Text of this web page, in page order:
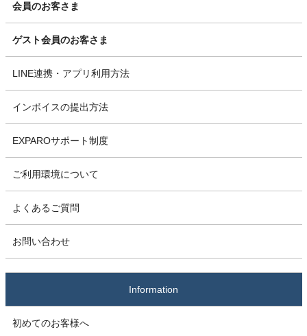
会員のお客さま
ゲスト会員のお客さま
LINE連携・アプリ利用方法
インボイスの提出方法
EXPAROサポート制度
ご利用環境について
よくあるご質問
お問い合わせ
Information
初めてのお客様へ